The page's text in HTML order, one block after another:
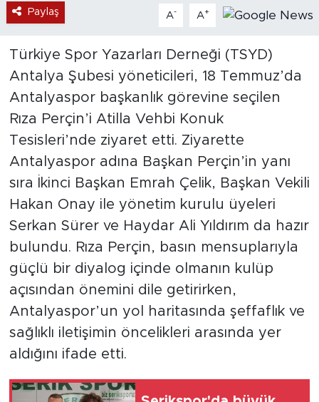
Paylaş A- A+
Türkiye Spor Yazarları Derneği (TSYD)
Antalya Şubesi yöneticileri, 18 Temmuz’da
Antalyaspor başkanlık görevine seçilen
Rıza Perçin’i Atilla Vehbi Konuk
Tesisleri’nde ziyaret etti. Ziyarette
Antalyaspor adına Başkan Perçin’in yanı
sıra İkinci Başkan Emrah Çelik, Başkan Vekili
Hakan Onay ile yönetim kurulu üyeleri
Serkan Sürer ve Haydar Ali Yıldırım da hazır
bulundu. Rıza Perçin, basın mensuplarıyla
güçlü bir diyalog içinde olmanın kulüp
açısından önemini dile getirirken,
Antalyaspor’un yol haritasında şeffaflık ve
sağlıklı iletişimin öncelikleri arasında yer
aldığını ifade etti.